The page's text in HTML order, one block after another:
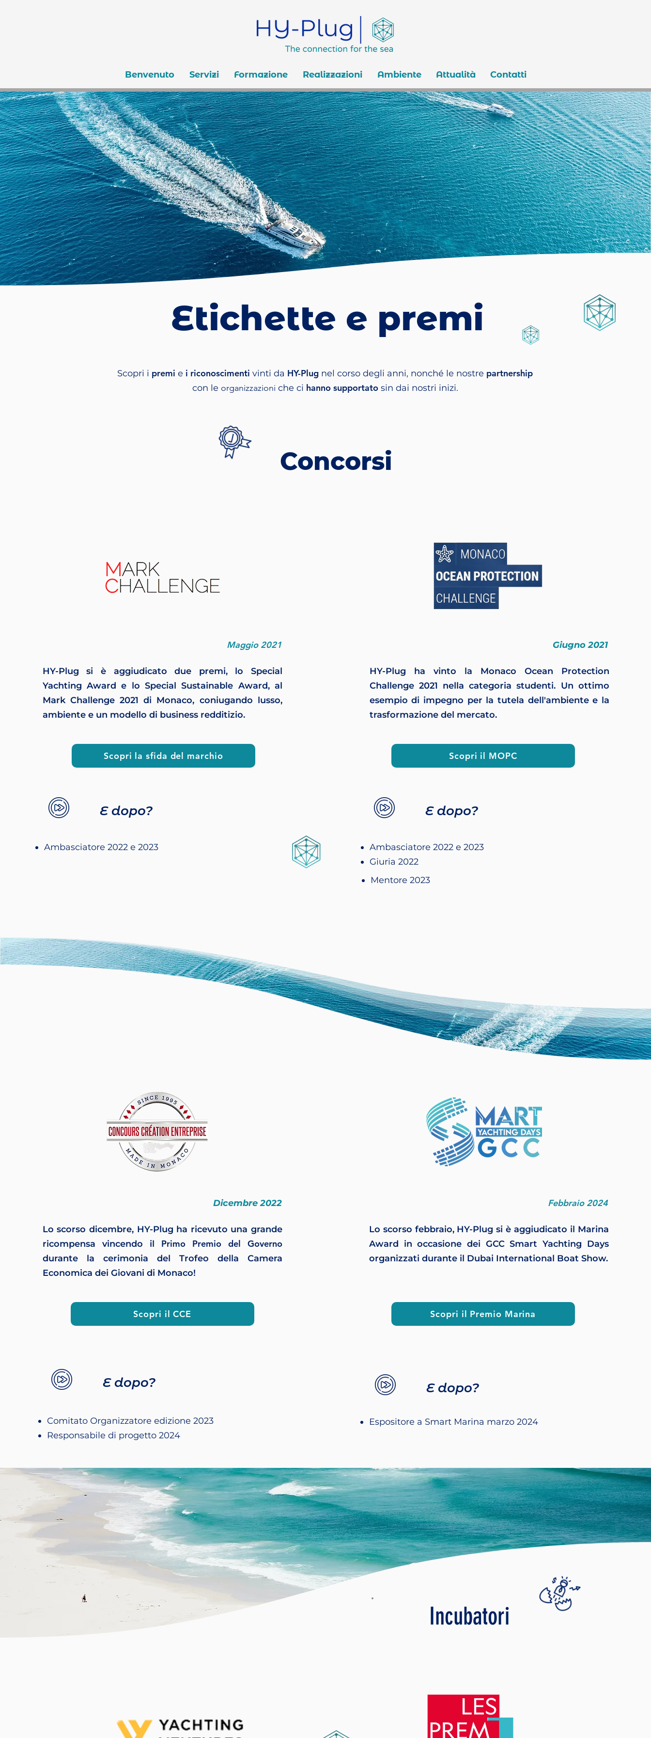
Benvenuto Servizi Formazione Realizzazioni Ambiente Attualità Contatti
Etichette e premi
Scopri i premi e i riconoscimenti vinti da HY-Plug nel corso degli anni, nonché le nostre partnership
con le organizzazioni che ci hanno supportatosin dai nostri inizi.
Concorsi
Maggio 2021
HY-Plug si è aggiudicato due premi, lo Special
Yachting Award e lo Special Sustainable Award, al
Mark Challenge 2021 di Monaco, coniugando lusso,
ambiente e un modello di business redditizio.
Scopri la sfida del marchio
E dopo?
Ambasciatore 2022 e 2023
Giugno 2021
HY-Plug ha vinto la Monaco Ocean Protection
Challenge 2021 nella categoria studenti. Un ottimo
esempio di impegno per la tutela dell'ambiente e la
trasformazione del mercato.
Scopri il MOPC
E dopo?
Ambasciatore 2022 e 2023
Giuria 2022
Mentore 2023
Dicembre 2022
Lo scorso dicembre, HY-Plug ha ricevuto una grande
ricompensa vincendo il Primo Premio del Governo
durante la cerimonia del Trofeo della Camera
Economica dei Giovani di Monaco!
Scopri il CCE
E dopo?
Comitato Organizzatore edizione 2023
Responsabile di progetto 2024
Febbraio 2024
Lo scorso febbraio, HY-Plug si è aggiudicato il Marina
Award in occasione dei GCC Smart Yachting Days
organizzati durante il Dubai International Boat Show.
Scopri il Premio Marina
E dopo?
Espositore a Smart Marina marzo 2024
Incubatori